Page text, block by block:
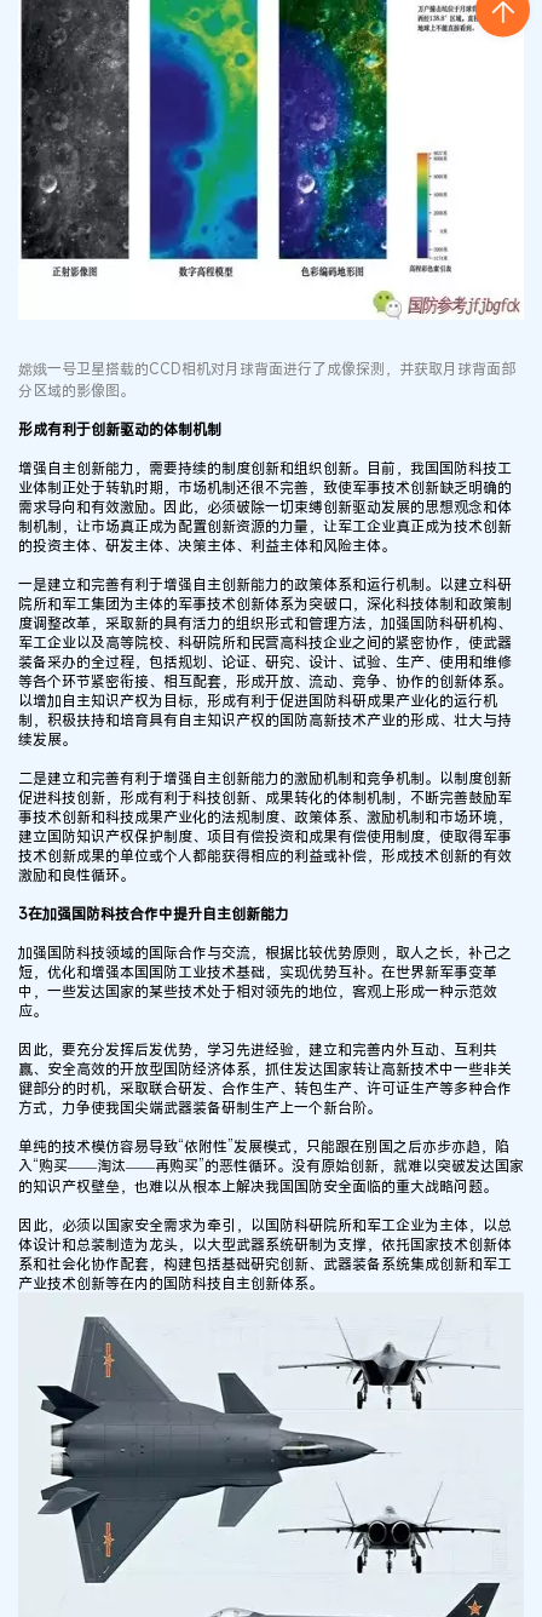
嫦娥一号卫星搭载的CCD相机对月球背面进行了成像探测，并获取月球背面部
分区域的影像图。
形成有利于创新驱动的体制机制
增强自主创新能力，需要持续的制度创新和组织创新。目前，我国国防科技工
业体制正处于转轨时期，市场机制还很不完善，致使军事技术创新缺乏明确的
需求导向和有效激励。因此，必须破除一切束缚创新驱动发展的思想观念和体
制机制，让市场真正成为配置创新资源的力量，让军工企业真正成为技术创新
的投资主体、研发主体、决策主体、利益主体和风险主体。
一是建立和完善有利于增强自主创新能力的政策体系和运行机制。以建立科研
院所和军工集团为主体的军事技术创新体系为突破口，深化科技体制和政策制
度调整改革，采取新的具有活力的组织形式和管理方法，加强国防科研机构、
军工企业以及高等院校、科研院所和民营高科技企业之间的紧密协作，使武器
装备采办的全过程，包括规划、论证、研究、设计、试验、生产、使用和维修
等各个环节紧密衔接、相互配套，形成开放、流动、竞争、协作的创新体系。
以增加自主知识产权为目标，形成有利于促进国防科研成果产业化的运行机
制，积极扶持和培育具有自主知识产权的国防高新技术产业的形成、壮大与持
续发展。
二是建立和完善有利于增强自主创新能力的激励机制和竞争机制。以制度创新
促进科技创新，形成有利于科技创新、成果转化的体制机制，不断完善鼓励军
事技术创新和科技成果产业化的法规制度、政策体系、激励机制和市场环境，
建立国防知识产权保护制度、项目有偿投资和成果有偿使用制度，使取得军事
技术创新成果的单位或个人都能获得相应的利益或补偿，形成技术创新的有效
激励和良性循环。
3在加强国防科技合作中提升自主创新能力
加强国防科技领域的国际合作与交流，根据比较优势原则，取人之长，补己之
短，优化和增强本国国防工业技术基础，实现优势互补。在世界新军事变革
中，一些发达国家的某些技术处于相对领先的地位，客观上形成一种示范效
应。
因此，要充分发挥后发优势，学习先进经验，建立和完善内外互动、互利共
赢、安全高效的开放型国防经济体系，抓住发达国家转让高新技术中一些非关
键部分的时机，采取联合研发、合作生产、转包生产、许可证生产等多种合作
方式，力争使我国尖端武器装备研制生产上一个新台阶。
单纯的技术模仿容易导致“依附性”发展模式，只能跟在别国之后亦步亦趋，陷
入“购买——淘汰——再购买”的恶性循环。没有原始创新，就难以突破发达国家
的知识产权壁垒，也难以从根本上解决我国国防安全面临的重大战略问题。
因此，必须以国家安全需求为牵引，以国防科研院所和军工企业为主体，以总
体设计和总装制造为龙头，以大型武器系统研制为支撑，依托国家技术创新体
系和社会化协作配套，构建包括基础研究创新、武器装备系统集成创新和军工
产业技术创新等在内的国防科技自主创新体系。